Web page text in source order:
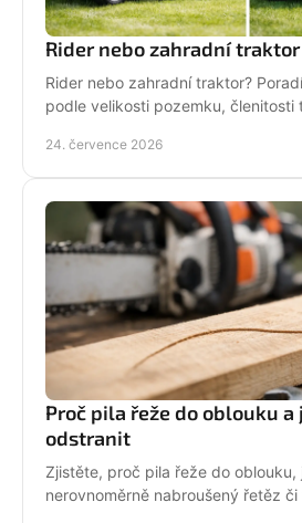
Rider nebo zahradní
Rider nebo zahradní traktor?
podle velikosti pozemku, členitosti
24. července 2026
Proč pila řeže do oblouku a
odstranit
Zjistěte, proč pila řeže do oblouku,
nerovnoměrně nabroušený řetěz